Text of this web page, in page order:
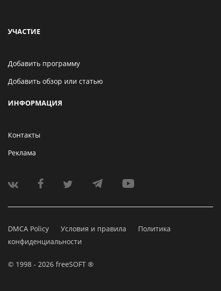
УЧАСТИЕ
Добавить программу
Добавить обзор или статью
ИНФОРМАЦИЯ
Контакты
Реклама
DMCA Policy Условия и правила
Политика
конфиденциальности
© 1998 - 2026 freeSOFT ®